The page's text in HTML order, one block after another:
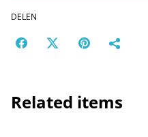
DELEN
Related items